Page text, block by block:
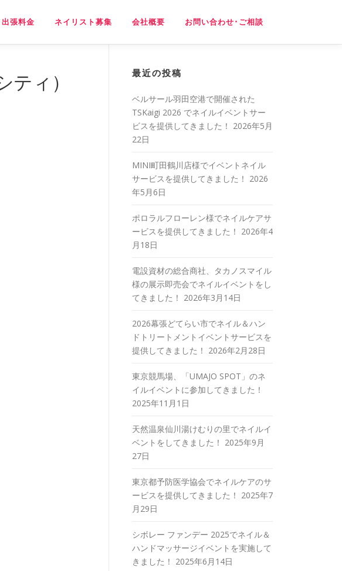
出張料金 ネイリスト募集 会社概要 お問い合わせ･ご相談
ィ）
最近の投稿
ベルサール羽田空港で開催された
TSKaigi 2026 でネイルイベントサー
ビスを提供してきました！ 2026年5月
22日
MINI町田鶴川店様でイベントネイル
サービスを提供してきました！ 2026
年5月6日
ポロラルフローレン様でネイルケアサ
ービスを提供してきました！ 2026年4
月18日
電設資材の総合商社、タカノスマイル
様の展示即売会でネイルイベントをし
てきました！ 2026年3月14日
2026幕張どてらい市でネイル＆ハン
ドトリートメントイベントサービスを
提供してきました！ 2026年2月28日
東京競馬場、「UMAJO SPOT」のネ
イルイベントに参加してきました！
2025年11月1日
天然温泉仙川湯けむりの里でネイルイ
ベントをしてきました！ 2025年9月
27日
東京都予防医学協会でネイルケアのサ
ービスを提供してきました！ 2025年7
月29日
シボレー ファンデー 2025でネイル＆
ハンドマッサージイベントを実施して
きました！ 2025年6月14日